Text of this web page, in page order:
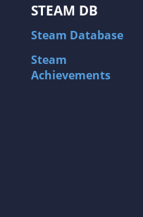
STEAM DB
Steam Database
Steam
Achievements